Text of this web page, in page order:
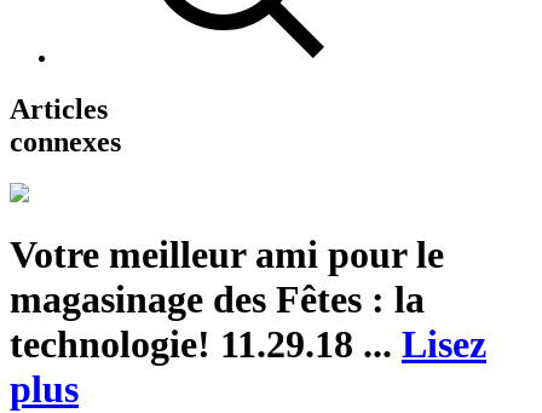
Articles
connexes
Votre meilleur ami pour le
magasinage des Fêtes : la
technologie! 11.29.18 ... Lisez
plus